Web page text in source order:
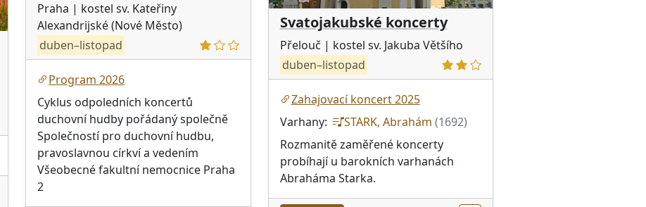
Praha | kostel sv. Kateřiny
Alexandrijské (Nové Město)
duben–listopad
Program 2026
Cyklus odpoledních koncertů
duchovní hudby pořádaný společně
Společností pro duchovní hudbu,
pravoslavnou církví a vedením
Všeobecné fakultní nemocnice Praha
2
Svatojakubské koncerty
Přelouč | kostel sv. Jakuba Většího
duben–listopad
Zahajovací koncert 2025
Varhany:
STARK, Abrahám (1692)
Rozmanitě zaměřené koncerty
probíhají u barokních varhanách
Abraháma Starka.